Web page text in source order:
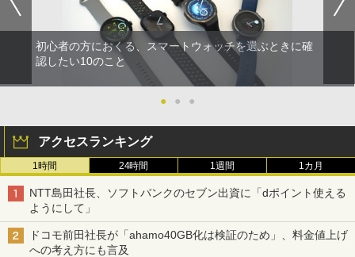
初心者の方におくる、スマートウォッチを選ぶときに確
認したい10のこと
● ● ●
アクセスランキング
1時間 24時間 1週間 1カ月
NTT島田社長、ソフトバンクのセブン出資に「dポイント使える
ようにして」
ドコモ前田社長が「ahamo40GB化は検証のため」、料金値上げ
への考え方にも言及